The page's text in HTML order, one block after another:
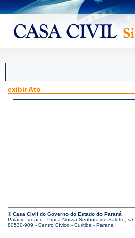
exibir Ato
© Casa Civil do Governo do Estado do Paraná
Palácio Iguaçu - Praça Nossa Senhora de Salette, s/n
80530-909 - Centro Cívico - Curitiba - Paraná